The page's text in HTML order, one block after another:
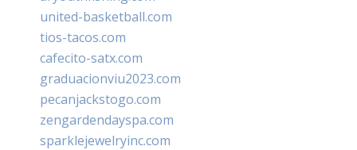
united-basketball.com
tios-tacos.com
cafecito-satx.com
graduacionviu2023.com
pecanjackstogo.com
zengardendayspa.com
sparklejewelryinc.com